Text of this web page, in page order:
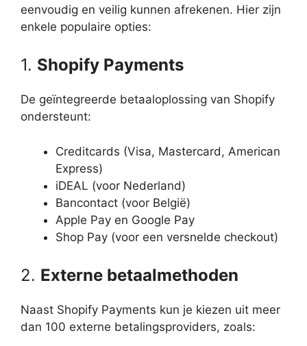
eenvoudig en veilig kunnen afrekenen. Hier zijn
enkele populaire opties:
1. Shopify Payments
De geïntegreerde betaaloplossing van Shopify
ondersteunt:
Creditcards (Visa, Mastercard, American
Express)
iDEAL (voor Nederland)
Bancontact (voor België)
Apple Pay en Google Pay
Shop Pay (voor een versnelde checkout)
2. Externe betaalmethoden
Naast Shopify Payments kun je kiezen uit meer
dan 100 externe betalingsproviders, zoals: